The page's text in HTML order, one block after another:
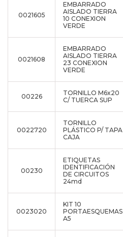
0021605
EMBARRADO
AISLADO TIERRA
10 CONEXION
VERDE
0021608
EMBARRADO
AISLADO TIERRA
23 CONEXION
VERDE
00226
TORNILLO M6x20
C/ TUERCA SUP
0022720
TORNILLO
PLÁSTICO P/ TAPA
CAJA
00230
ETIQUETAS
IDENTIFICACIÓN
DE CIRCUITOS
24md
0023020
KIT 10
PORTAESQUEMAS
A5